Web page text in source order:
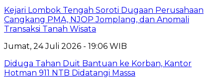
Kejari Lombok Tengah Soroti Dugaan Perusahaan
Cangkang PMA, NJOP Jomplang, dan Anomali
Transaksi Tanah Wisata
Jumat, 24 Juli 2026 - 19:06 WIB
Diduga Tahan Duit Bantuan ke Korban, Kantor
Hotman 911 NTB Didatangi Massa